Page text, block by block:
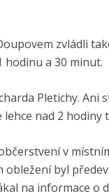
zvládli
hodinu a 30 minut.
Pletichy. Ani
nad 2 hodiny
v
obležení byl
na informace o